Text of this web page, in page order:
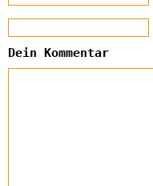
Dein Kommentar